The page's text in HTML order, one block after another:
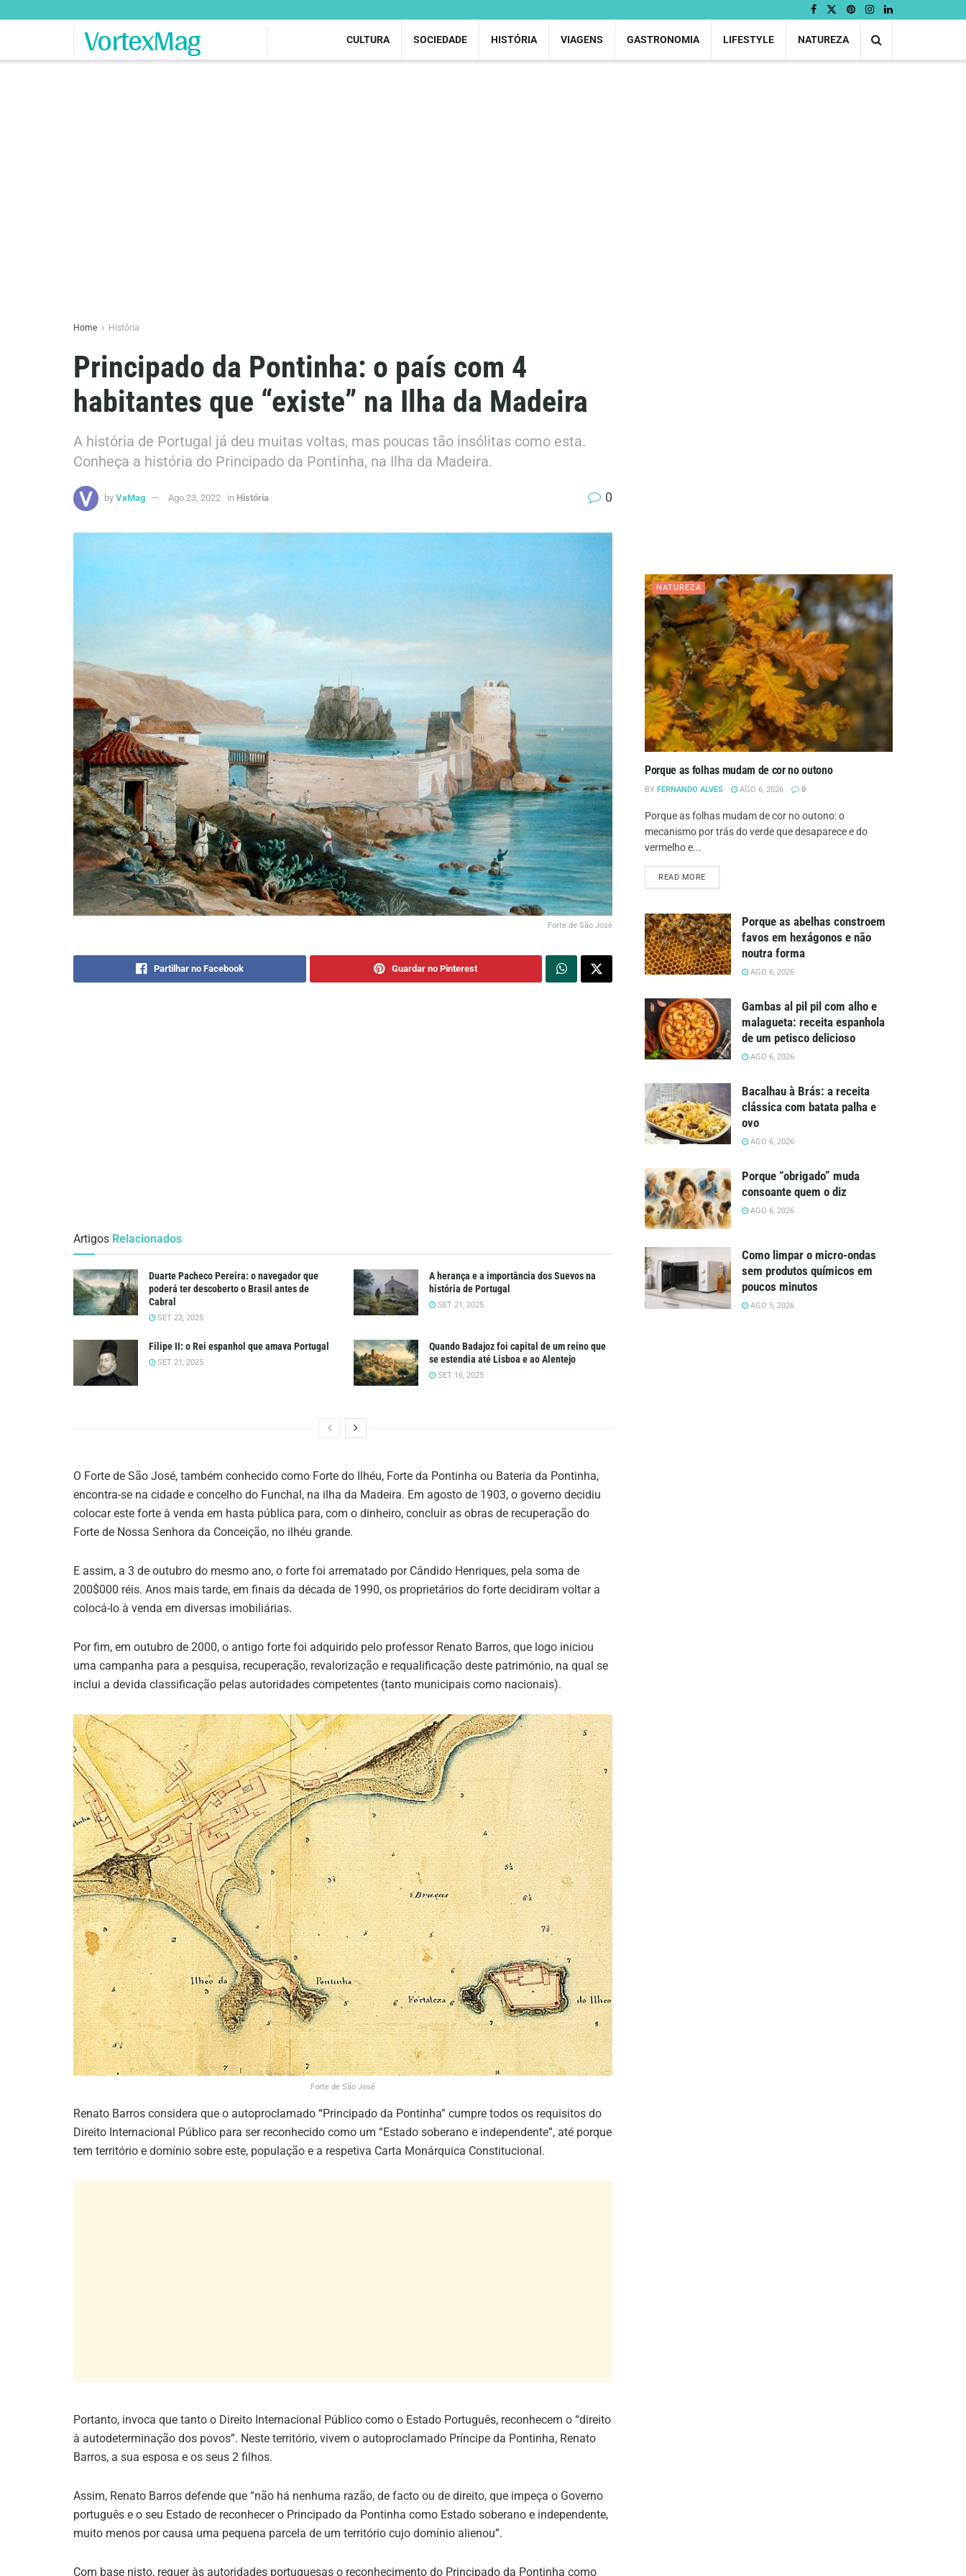
VortexMag CULTURA SOCIEDADE HISTÓRIA VIAGENS GASTRONOMIA LIFESTYLE NATUREZA
Home História
Principado da Pontinha: o país com 4
habitantes que “existe” na Ilha da Madeira
A história de Portugal já deu muitas voltas, mas poucas tão insólitas como esta.
Conheça a história do Principado da Pontinha, na Ilha da Madeira.
by VxMag Ago 23, 2022 in História 0
Forte de São José
Partilhar no Facebook Guardar no Pinterest
Artigos Relacionados
Duarte Pacheco Pereira: o navegador que
poderá ter descoberto o Brasil antes de
Cabral
SET 22, 2025
A herança e a importância dos Suevos na
história de Portugal
SET 21, 2025
Filipe II: o Rei espanhol que amava Portugal
SET 21, 2025
Quando Badajoz foi capital de um reino que
se estendia até Lisboa e ao Alentejo
SET 16, 2025
O Forte de São José, também conhecido como Forte do Ilhéu, Forte da Pontinha ou Bateria da Pontinha,
encontra-se na cidade e concelho do Funchal, na ilha da Madeira. Em agosto de 1903, o governo decidiu
colocar este forte à venda em hasta pública para, com o dinheiro, concluir as obras de recuperação do
Forte de Nossa Senhora da Conceição, no ilhéu grande.
E assim, a 3 de outubro do mesmo ano, o forte foi arrematado por Cândido Henriques, pela soma de
200$000 réis. Anos mais tarde, em finais da década de 1990, os proprietários do forte decidiram voltar a
colocá-lo à venda em diversas imobiliárias.
Por fim, em outubro de 2000, o antigo forte foi adquirido pelo professor Renato Barros, que logo iniciou
uma campanha para a pesquisa, recuperação, revalorização e requalificação deste património, na qual se
inclui a devida classificação pelas autoridades competentes (tanto municipais como nacionais).
Forte de São José
Renato Barros considera que o autoproclamado “Principado da Pontinha” cumpre todos os requisitos do
Direito Internacional Público para ser reconhecido como um “Estado soberano e independente”, até porque
tem território e domínio sobre este, população e a respetiva Carta Monárquica Constitucional.
Barros, a sua esposa e os seus 2 filhos.
Assim, Renato Barros defende que “não há nenhuma razão, de facto ou de direito, que impeça o Governo
muito menos por causa uma pequena parcela de um território cujo domínio alienou”.
Com base nisto, requer às autoridades portuguesas o reconhecimento do Principado da Pontinha como
NATUREZA
Porque as folhas mudam de cor no outono
BY FERNANDO ALVES AGO 6, 2026 0
Porque as folhas mudam de cor no outono: o
mecanismo por trás do verde que desaparece e do
vermelho e...
READ MOREDETAILS
Porque as abelhas constroem
favos em hexágonos e não
noutra forma
AGO 6, 2026
Gambas al pil pil com alho e
malagueta: receita espanhola
de um petisco delicioso
AGO 6, 2026
Bacalhau à Brás: a receita
clássica com batata palha e
ovo
AGO 6, 2026
Porque “obrigado” muda
consoante quem o diz
AGO 6, 2026
Como limpar o micro-ondas
sem produtos químicos em
poucos minutos
AGO 5, 2026